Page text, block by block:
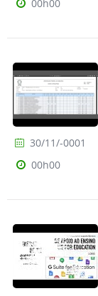
00h00
30/11/-0001
00h00